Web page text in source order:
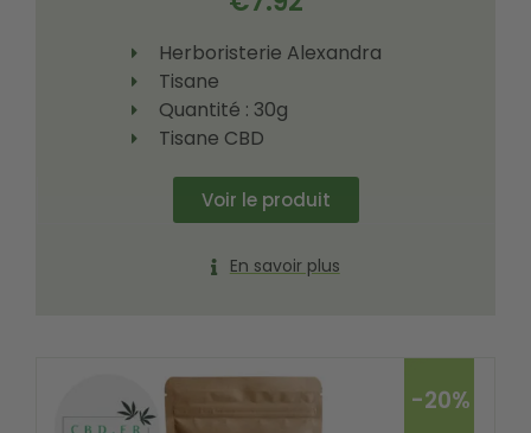
Herboristerie Alexandra
Tisane
Quantité : 30g
Tisane CBD
Voir le produit
En savoir plus
-20%